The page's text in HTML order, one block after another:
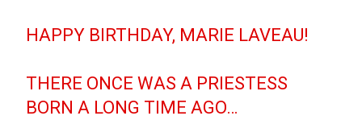
HAPPY BIRTHDAY, MARIE LAVEAU!
THERE ONCE WAS A PRIESTESS
BORN A LONG TIME AGO…